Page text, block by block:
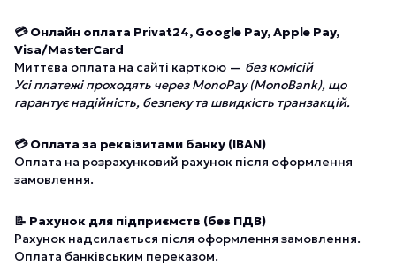
💳 Онлайн оплата Privat24, Google Pay, Apple Pay,
Visa/MasterCard
Миттєва оплата на сайті карткою — без комісій
Усі платежі проходять через MonoPay (MonoBank), що
гарантує надійність, безпеку та швидкість транзакцій.
💳 Оплата за реквізитами банку (IBAN)
Оплата на розрахунковий рахунок після оформлення
замовлення.
📝 Рахунок для підприємств (без ПДВ)
Рахунок надсилається після оформлення замовлення.
Оплата банківським переказом.